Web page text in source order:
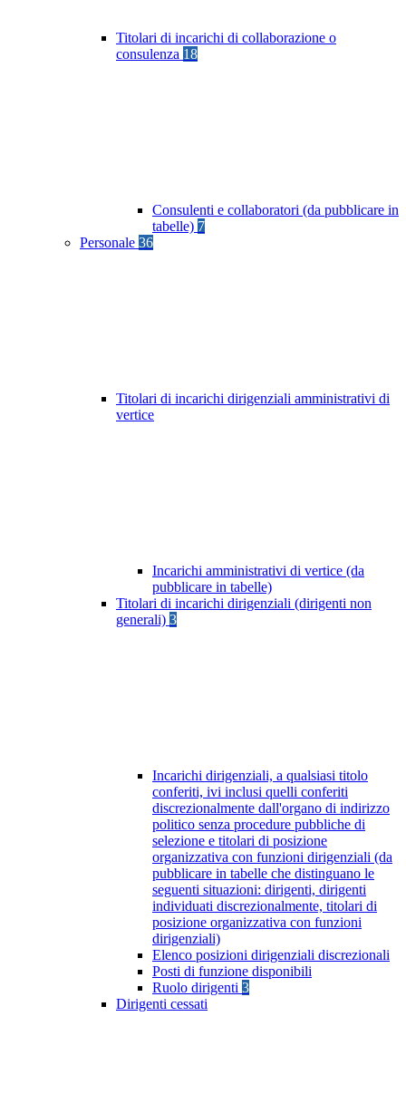
Titolari di incarichi di collaborazione o
consulenza 18
Consulenti e collaboratori (da pubblicare in
tabelle) 7
Personale 36
Titolari di incarichi dirigenziali amministrativi di
vertice
Incarichi amministrativi di vertice (da
pubblicare in tabelle)
Titolari di incarichi dirigenziali (dirigenti non
generali) 3
Incarichi dirigenziali, a qualsiasi titolo
conferiti, ivi inclusi quelli conferiti
discrezionalmente dall'organo di indirizzo
politico senza procedure pubbliche di
selezione e titolari di posizione
organizzativa con funzioni dirigenziali (da
pubblicare in tabelle che distinguano le
seguenti situazioni: dirigenti, dirigenti
individuati discrezionalmente, titolari di
posizione organizzativa con funzioni
dirigenziali)
Elenco posizioni dirigenziali discrezionali
Posti di funzione disponibili
Ruolo dirigenti 3
Dirigenti cessati